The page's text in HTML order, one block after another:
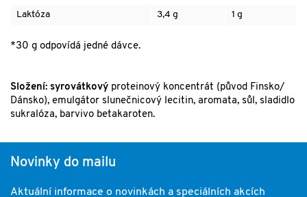
Laktóza 3,4 g 1 g
*30 g odpovídá jedné dávce.
Složení: syrovátkový proteinový koncentrát (původ Finsko/
Dánsko), emulgátor slunečnicový lecitin, aromata, sůl, sladidlo
sukralóza, barvivo betakaroten.
Novinky do mailu
Aktuální informace o novinkách a speciálních akcích